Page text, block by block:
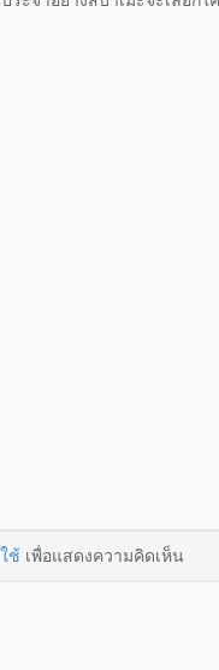
ช้เพื่อแสดงความคิดเห็น